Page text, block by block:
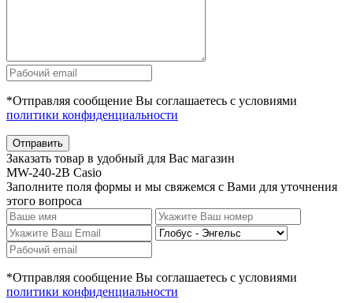
*Отправляя сообщение Вы соглашаетесь с условиями
политики конфиденциальности
Отправить
Заказать товар в удобный для Вас магазин
MW-240-2B Casio
Заполните поля формы и мы свяжемся с Вами для уточнения
этого вопроса
*Отправляя сообщение Вы соглашаетесь с условиями
политики конфиденциальности